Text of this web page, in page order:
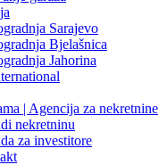
Sarajevo
Bjelašnica
Jahorina
| Agencija za nekretnine
nekretninu
za investitore